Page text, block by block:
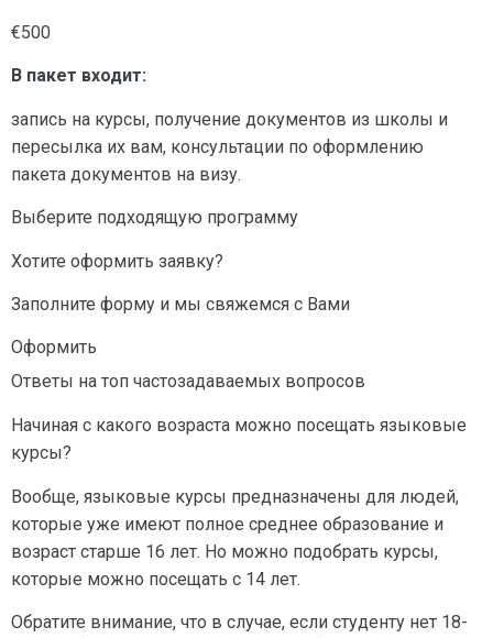
€500
В пакет входит:
запись на курсы, получение документов из школы и
пересылка их вам, консультации по оформлению
пакета документов на визу.
Выберите подходящую программу
Хотите оформить заявку?
Заполните форму и мы свяжемся с Вами
Оформить
Ответы на топ частозадаваемых вопросов
Начиная с какого возраста можно посещать языковые
курсы?
Вообще, языковые курсы предназначены для людей,
которые уже имеют полное среднее образование и
возраст старше 16 лет. Но можно подобрать курсы,
которые можно посещать с 14 лет.
Обратите внимание, что в случае, если студенту нет 18-